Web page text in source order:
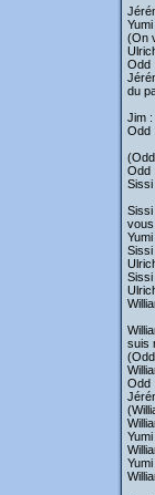
(On
Odd
du
Jim :
Odd
Odd
Sissi
Sissi
Sissi
Sissi
suis
Odd